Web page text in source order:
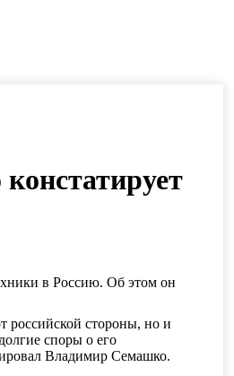
в Россию. Об этом он
российской стороны, но и
споры о его
Владимир Семашко.